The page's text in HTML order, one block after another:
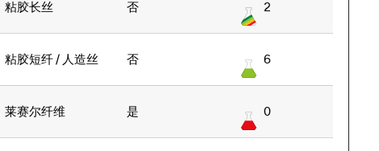
粘胶长丝 否 2
粘胶短纤 / 人造丝 否 6
莱赛尔纤维 是 0